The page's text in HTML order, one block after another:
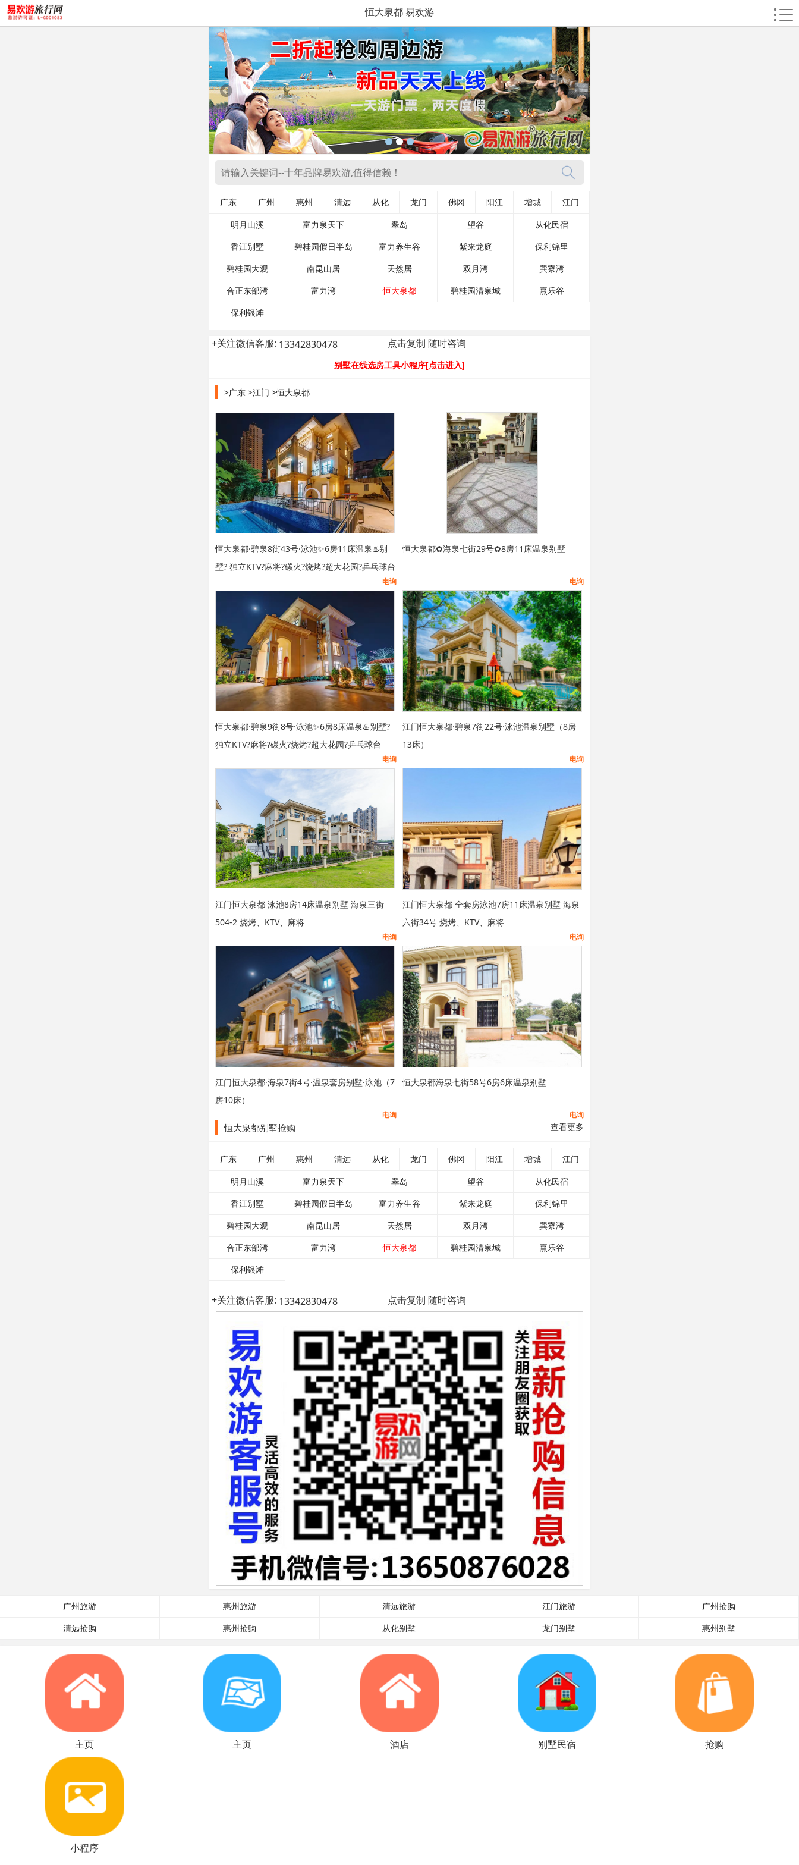
恒大泉都 易欢游
广东 广州 惠州 清远 从化 龙门 佛冈 阳江 增城 江门
明月山溪 富力泉天下 翠岛 望谷 从化民宿
香江别墅 碧桂园假日半岛 富力养生谷 紫来龙庭 保利锦里
碧桂园大观 南昆山居 天然居 双月湾 巽寮湾
合正东部湾 富力湾 恒大泉都 碧桂园清泉城 熹乐谷
保利银滩
+关注微信客服: 点击复制 随时咨询
别墅在线选房工具小程序[点击进入]
>广东 >江门 >恒大泉都
恒大泉都·碧泉8街43号·泳池✨6房11床温泉♨️别
墅? 独立KTV?麻将?️碳火?烧烤?超大花园?乒乓球台
电询
恒大泉都✿海泉七街29号✿8房11床温泉别墅
电询
恒大泉都·碧泉9街8号·泳池✨6房8床温泉♨️别墅?
独立KTV?麻将?️碳火?烧烤?超大花园?乒乓球台
电询
江门恒大泉都·碧泉7街22号·泳池温泉别墅（8房
13床）
电询
江门恒大泉都 泳池8房14床温泉别墅 海泉三街
504-2 烧烤、KTV、麻将
电询
江门恒大泉都 全套房泳池7房11床温泉别墅 海泉
六街34号 烧烤、KTV、麻将
电询
江门恒大泉都·海泉7街4号·温泉套房别墅·泳池（7
房10床）
电询
恒大泉都海泉七街58号6房6床温泉别墅
电询
恒大泉都别墅抢购 查看更多
广东 广州 惠州 清远 从化 龙门 佛冈 阳江 增城 江门
明月山溪 富力泉天下 翠岛 望谷 从化民宿
香江别墅 碧桂园假日半岛 富力养生谷 紫来龙庭 保利锦里
碧桂园大观 南昆山居 天然居 双月湾 巽寮湾
合正东部湾 富力湾 恒大泉都 碧桂园清泉城 熹乐谷
保利银滩
+关注微信客服: 点击复制 随时咨询
广州旅游 惠州旅游 清远旅游 江门旅游 广州抢购
清远抢购 惠州抢购 从化别墅 龙门别墅 惠州别墅
主页 主页 酒店 别墅民宿 抢购
小程序